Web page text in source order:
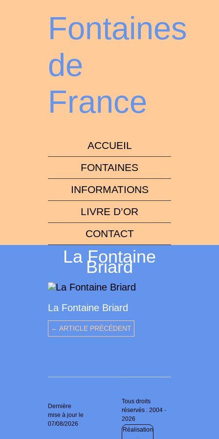
Fontaines
de
France
ACCUEIL
FONTAINES
INFORMATIONS
LIVRE D’OR
CONTACT
La Fontaine
Briard
La Fontaine Briard
← ARTICLE PRÉCÉDENT
Dernière
mise à jour le
07/08/2026
Tous droits
réservés : 2004 -
2026
Réalisation